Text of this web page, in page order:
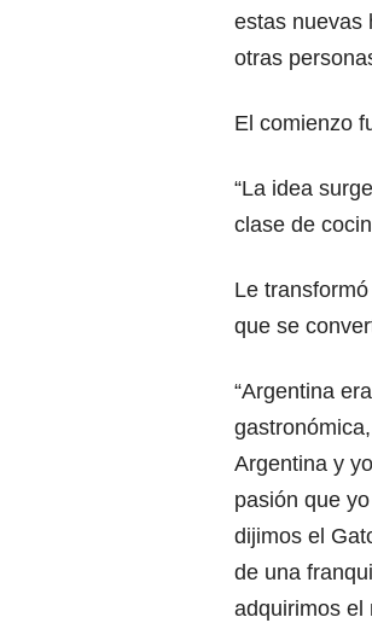
estas nuevas
otras
El comienzo
“La idea
clase de
Le
que se
“Argentina
Argentina y
pasión que
dijimos el
de una
adquirimos el